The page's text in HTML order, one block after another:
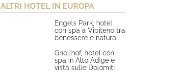
ALTRI HOTEL IN EUROPA
Engels Park, hotel
con spa a Vipiteno tra
benessere e natura
Gnollhof, hotel con
spa in Alto Adige e
vista sulle Dolomiti